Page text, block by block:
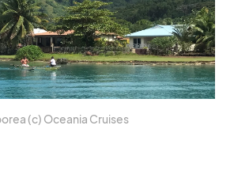
(c) Ocea­nia Crui­ses